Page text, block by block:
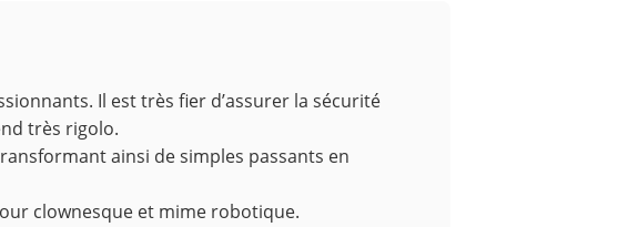
Il est très fier d’assurer la sécurité
très rigolo.
ainsi de simples passants en
clownesque et mime robotique.